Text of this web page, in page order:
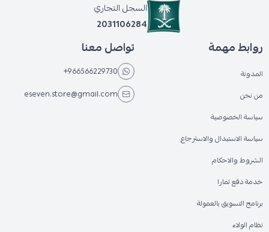
السجل التجاري
2031106284
روابط مهمة
المدونة
من نحن
سياسة الخصوصية
سياسة الاستبدال والاسترجاع
الشروط والاحكام
خدمة دفع تمارا
برنامج التسويق بالعمولة
نظام الولاء
تواصل معنا
+966566229730
eseven.store@gmail.com